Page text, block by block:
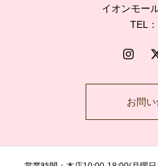
イオンモー
TEL：
お問